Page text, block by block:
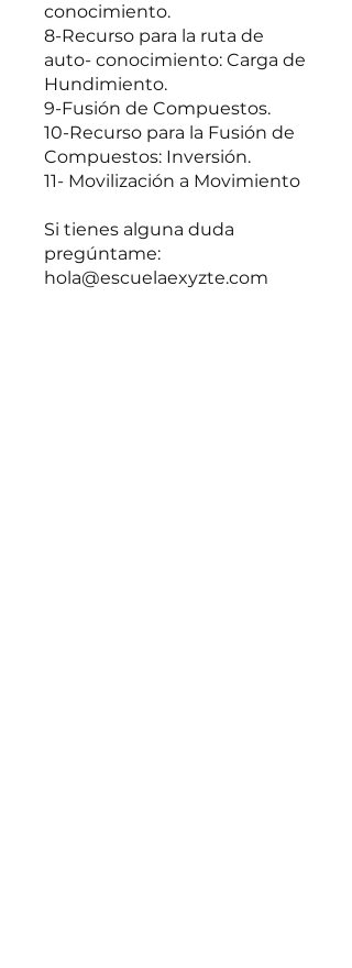
conocimiento.
8-Recurso para la ruta de
auto- conocimiento: Carga de
Hundimiento.
9-Fusión de Compuestos.
10-Recurso para la Fusión de
Compuestos: Inversión.
11- Movilización a Movimiento
Si tienes alguna duda
pregúntame:
hola@escuelaexyzte.com